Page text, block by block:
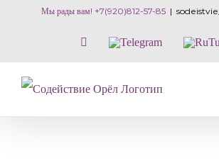
content
Мы рады вам! +7(920)812-57-85 |
Telegram RuTube